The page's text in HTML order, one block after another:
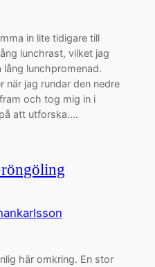
in lite tidigare till
lunchrast, vilket jag
lunchpromenad.
när jag rundar den nedre
och tog mig in i
att utforska.…
här omkring. En stor